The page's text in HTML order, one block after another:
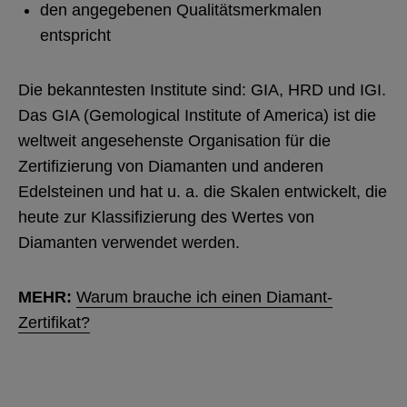
den angegebenen Qualitätsmerkmalen
entspricht
Die bekanntesten Institute sind: GIA, HRD und IGI.
Das GIA (Gemological Institute of America) ist die
weltweit angesehenste Organisation für die
Zertifizierung von Diamanten und anderen
Edelsteinen und hat u. a. die Skalen entwickelt, die
heute zur Klassifizierung des Wertes von
Diamanten verwendet werden.
MEHR: Warum brauche ich einen Diamant-
Zertifikat?